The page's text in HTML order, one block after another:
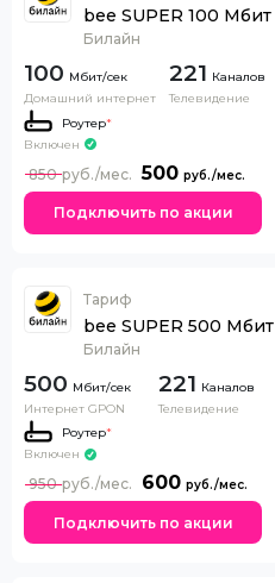
bee SUPER 100 Мбит
Билайн
100
Домашний интернет
221 Каналов
Телевидение
Роутер*
Включен
500
850
Подключить по акции
Тариф
bee SUPER 500 Мбит
Билайн
500
Интернет GPON
221 Каналов
Телевидение
Роутер*
Включен
600
950
Подключить по акции